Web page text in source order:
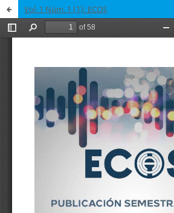
Vol. 1 Núm. 1 (1): ECOS